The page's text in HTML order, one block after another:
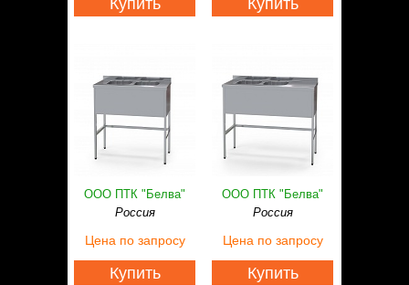
Купить Купить
ООО ПТК "Белва"
Россия
Цена по запросу
Купить
ООО ПТК "Белва"
Россия
Цена по запросу
Купить